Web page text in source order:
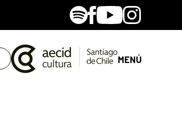
SpotifyFacebook
YoutubeInstagram
MENÚ